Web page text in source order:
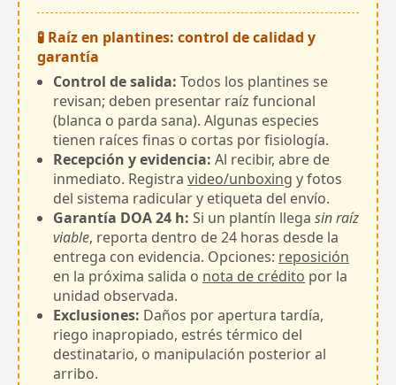
🧪 Raíz en plantines: control de calidad y
garantía
Control de salida: Todos los plantines se
revisan; deben presentar raíz funcional
(blanca o parda sana). Algunas especies
tienen raíces finas o cortas por fisiología.
Recepción y evidencia: Al recibir, abre de
inmediato. Registra video/unboxing y fotos
del sistema radicular y etiqueta del envío.
Garantía DOA 24 h: Si un plantín llega sin raíz
viable, reporta dentro de 24 horas desde la
entrega con evidencia. Opciones: reposición
en la próxima salida o nota de crédito por la
unidad observada.
Exclusiones: Daños por apertura tardía,
riego inapropiado, estrés térmico del
destinatario, o manipulación posterior al
arribo.